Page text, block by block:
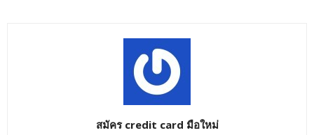
สมัคร credit card มือใหม่